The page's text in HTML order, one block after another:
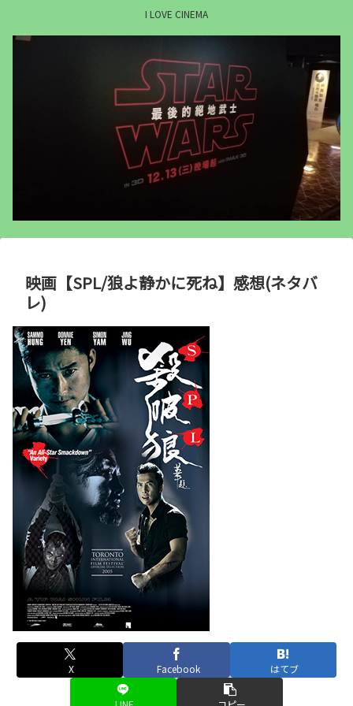
I LOVE CINEMA
映画【SPL/狼よ静かに死ね】感想(ネタバ
レ)
X Facebook はてブ